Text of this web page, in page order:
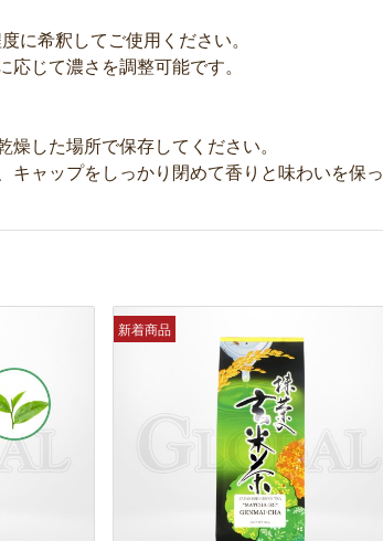
に希釈してご使用ください。
応じて濃さを調整可能です。
した場所で保存してください。
キャップをしっかり閉めて香りと味わいを保っ
新着商品